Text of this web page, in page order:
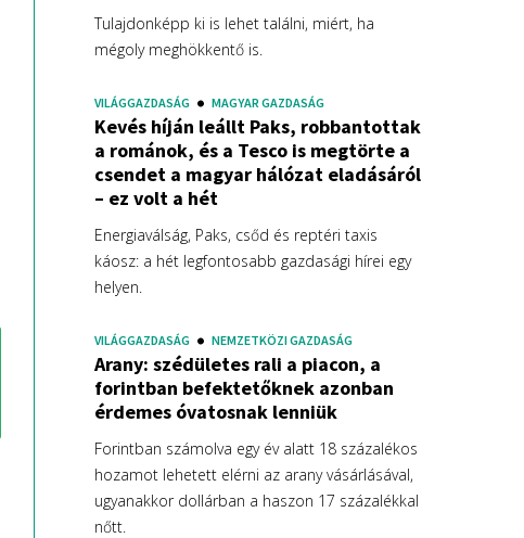
Tulajdonképp ki is lehet találni, miért, ha
mégoly meghökkentő is.
VILÁGGAZDASÁG MAGYAR GAZDASÁG
Kevés híján leállt Paks, robbantottak
a románok, és a Tesco is megtörte a
csendet a magyar hálózat eladásáról
– ez volt a hét
Energiaválság, Paks, csőd és reptéri taxis
káosz: a hét legfontosabb gazdasági hírei egy
helyen.
VILÁGGAZDASÁG NEMZETKÖZI GAZDASÁG
Arany: szédületes rali a piacon, a
forintban befektetőknek azonban
érdemes óvatosnak lenniük
Forintban számolva egy év alatt 18 százalékos
hozamot lehetett elérni az arany vásárlásával,
ugyanakkor dollárban a haszon 17 százalékkal
nőtt.